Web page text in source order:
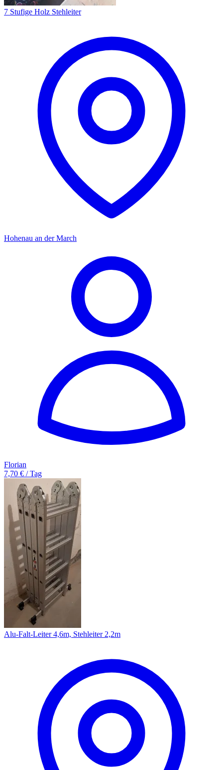
7 Stufige Holz Stehleiter
Hohenau an der March
Florian
7,70 € / Tag
Alu-Falt-Leiter 4,6m, Stehleiter 2,2m